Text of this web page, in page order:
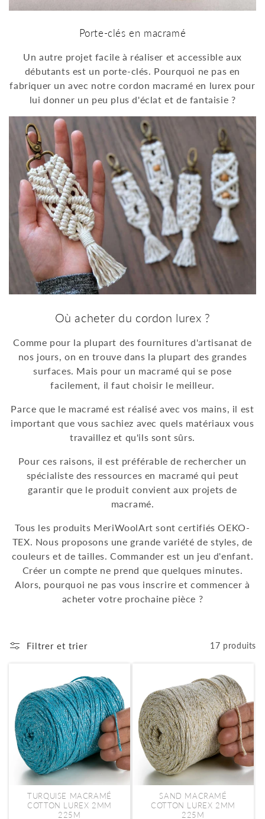
Porte-clés en macramé
Un autre projet facile à réaliser et accessible aux
débutants est un porte-clés. Pourquoi ne pas en
fabriquer un avec notre cordon macramé en lurex pour
lui donner un peu plus d'éclat et de fantaisie ?
Où acheter du cordon lurex ?
Comme pour la plupart des fournitures d'artisanat de
nos jours, on en trouve dans la plupart des grandes
surfaces. Mais pour un macramé qui se pose
facilement, il faut choisir le meilleur.
Parce que le macramé est réalisé avec vos mains, il est
important que vous sachiez avec quels matériaux vous
travaillez et qu'ils sont sûrs.
Pour ces raisons, il est préférable de rechercher un
spécialiste des ressources en macramé qui peut
garantir que le produit convient aux projets de
macramé.
Tous les produits MeriWoolArt sont certifiés OEKO-
TEX. Nous proposons une grande variété de styles, de
couleurs et de tailles. Commander est un jeu d'enfant.
Créer un compte ne prend que quelques minutes.
Alors, pourquoi ne pas vous inscrire et commencer à
acheter votre prochaine pièce ?
Filtrer et trier 17 produits
Promotion
TURQUISE MACRAMÉ
COTTON LUREX 2MM
225M
Promotion
SAND MACRAMÉ
COTTON LUREX 2MM
225M